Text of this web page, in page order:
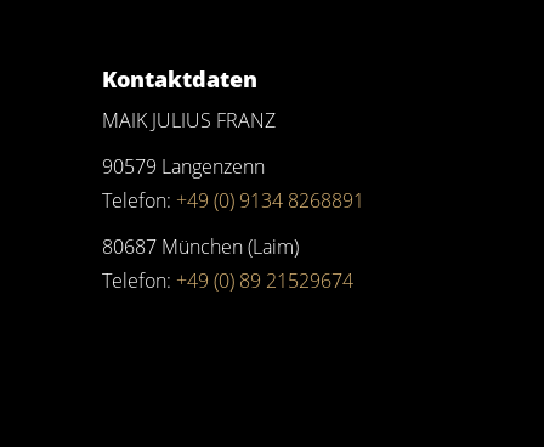
Kontaktdaten
MAIK JULIUS FRANZ
90579 Langenzenn
Telefon: +49 (0) 9134 8268891
80687 München (Laim)
Telefon: +49 (0) 89 21529674